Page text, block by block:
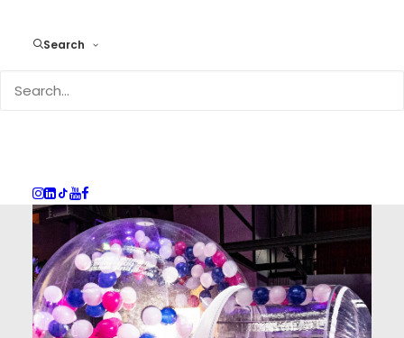
Search